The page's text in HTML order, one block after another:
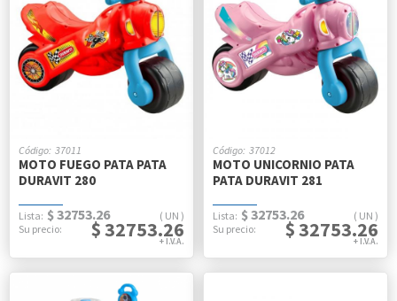
37011
MOTO FUEGO PATA PATA
DURAVIT 280
UN
$ 32753.26
$ 32753.26
37012
MOTO UNICORNIO PATA
PATA DURAVIT 281
UN
$ 32753.26
$ 32753.26